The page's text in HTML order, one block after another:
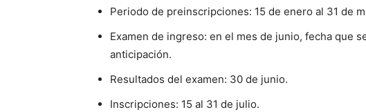
Periodo de preinscripciones: 15 de enero al 31 de
Examen de ingreso: en el mes de junio, fecha que
anticipación.
Resultados del examen: 30 de junio.
Inscripciones: 15 al 31 de julio.